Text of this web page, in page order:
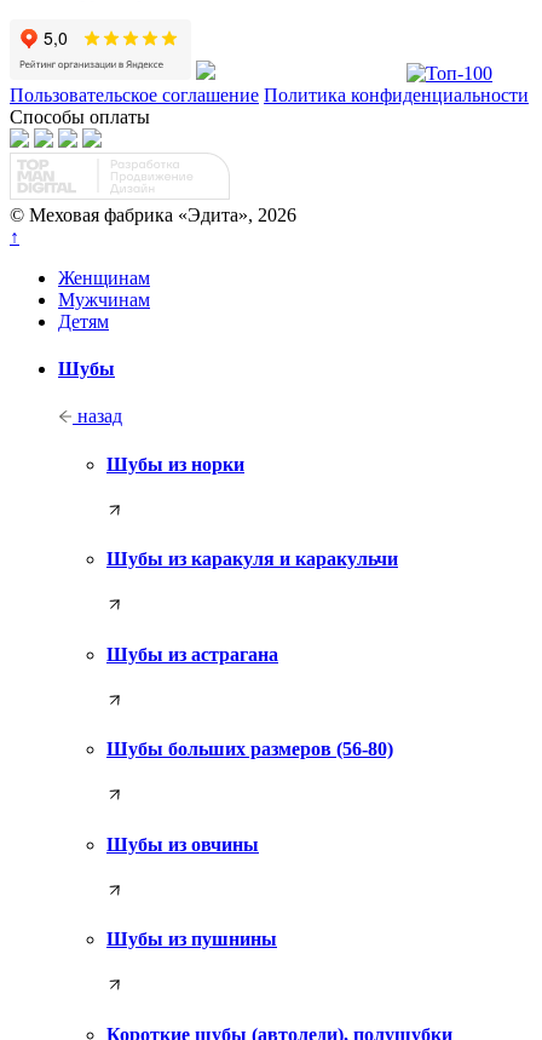
Пользовательское соглашение Политика конфиденциальности
Способы оплаты
© Меховая фабрика «Эдита», 2026
↑
Женщинам
Мужчинам
Детям
Шубы
назад
Шубы из норки
Шубы из каракуля и каракульчи
Шубы из астрагана
Шубы больших размеров (56-80)
Шубы из овчины
Шубы из пушнины
Короткие шубы (автоледи), полушубки